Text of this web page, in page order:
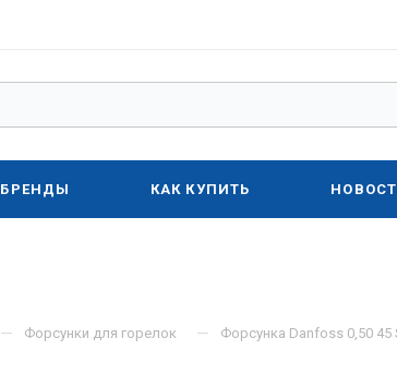
БРЕНДЫ КАК КУПИТЬ
— Форсунки для горелок — Форсунка Danfoss 0,50 45